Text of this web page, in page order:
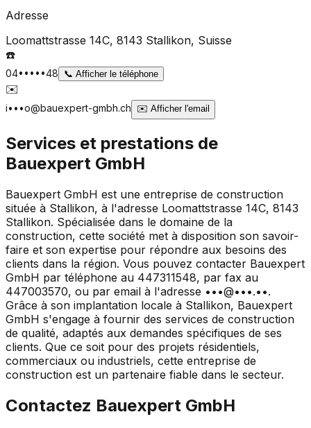
Adresse
Loomattstrasse 14C, 8143 Stallikon, Suisse
☎️
04•••••48 📞 Afficher le téléphone
✉️
i•••o@bauexpert-gmbh.ch ✉️ Afficher l'email
Services et prestations de
Bauexpert GmbH
Bauexpert GmbH est une entreprise de construction
située à Stallikon, à l'adresse Loomattstrasse 14C, 8143
Stallikon. Spécialisée dans le domaine de la
construction, cette société met à disposition son savoir-
faire et son expertise pour répondre aux besoins des
clients dans la région. Vous pouvez contacter Bauexpert
GmbH par téléphone au 447311548, par fax au
447003570, ou par email à l'adresse •••@•••.••.
Grâce à son implantation locale à Stallikon, Bauexpert
GmbH s'engage à fournir des services de construction
de qualité, adaptés aux demandes spécifiques de ses
clients. Que ce soit pour des projets résidentiels,
commerciaux ou industriels, cette entreprise de
construction est un partenaire fiable dans le secteur.
Contactez Bauexpert GmbH